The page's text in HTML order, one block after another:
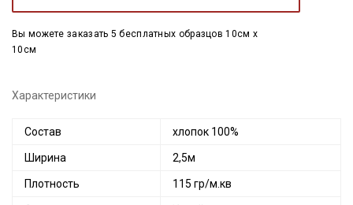
Вы можете заказать 5 бесплатных образцов 10см x
10см
Характеристики
Состав хлопок 100%
Ширина 2,5м
Плотность 115 гр/м.кв